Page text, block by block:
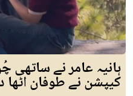
ہانیہ عامر نے ساتھی
کیپشن نے طوفان اٹھا